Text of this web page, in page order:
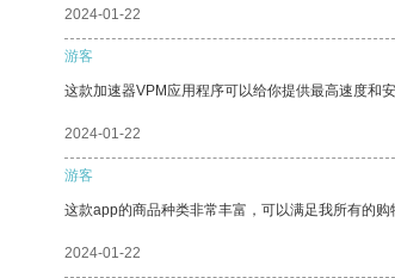
2024-01-22
游客
这款加速器VPM应用程序可以给你提供最高速度和
2024-01-22
游客
这款app的商品种类非常丰富，可以满足我所有的购
2024-01-22